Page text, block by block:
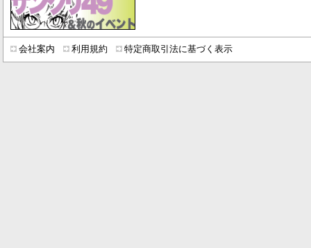
会社案内 利用規約 特定商取引法に基づく表示